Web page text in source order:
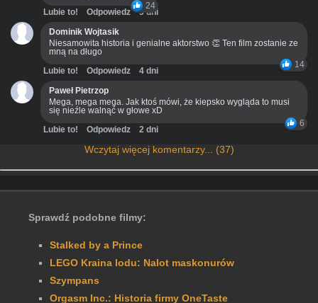
24
Lubie to! Odpowiedz
3 dni
Dominik Wojtasik
Niesamowita historia i genialne aktorstwo 👏 Ten film zostanie ze
mną na długo
14
Lubie to! Odpowiedz
4 dni
Paweł Pietrzop
Mega, mega mega. Jak ktoś mówi, że kiepsko wygląda to musi
się nieźle walnąć w głowe xD
6
Lubie to! Odpowiedz 2 dni
Wczytaj więcej komentarzy... (37)
Sprawdź podobne filmy:
Stalked by a Prince
LEGO Kraina lodu: Nalot maskonurów
Szympans
Orgasm Inc.: Historia firmy OneTaste